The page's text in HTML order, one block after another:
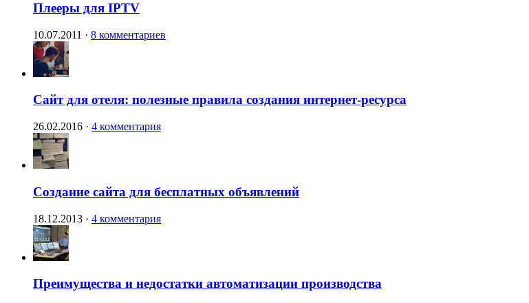
Плееры для IPTV
10.07.2011 · 8 комментариев
Сайт для отеля: полезные правила создания интернет-ресурса
26.02.2016 · 4 комментария
Создание сайта для бесплатных объявлений
18.12.2013 · 4 комментария
Преимущества и недостатки автоматизации производства